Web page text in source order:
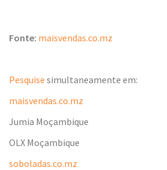
Fonte: maisvendas.co.mz
Pesquise simultaneamente em:
maisvendas.co.mz
Jumia Moçambique
OLX Moçambique
soboladas.co.mz